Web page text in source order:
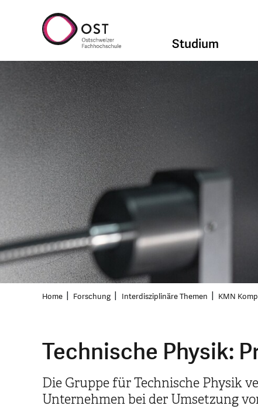
Studium
Home Forschung Interdisziplinäre Themen KMN
Technische Physik:
Die Gruppe für Technische Physik
Unternehmen bei der Umsetzung